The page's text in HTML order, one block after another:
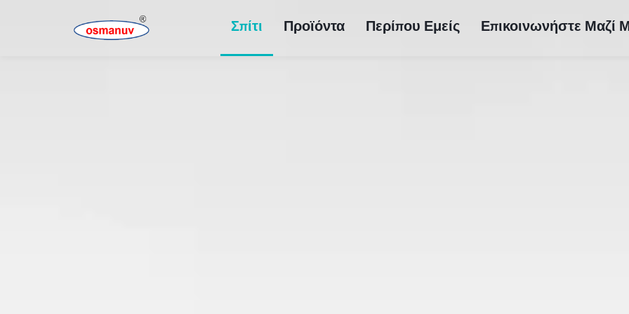
Σπίτι Προϊόντα Περίπου Εμείς Επικοινωνήστε Μαζί